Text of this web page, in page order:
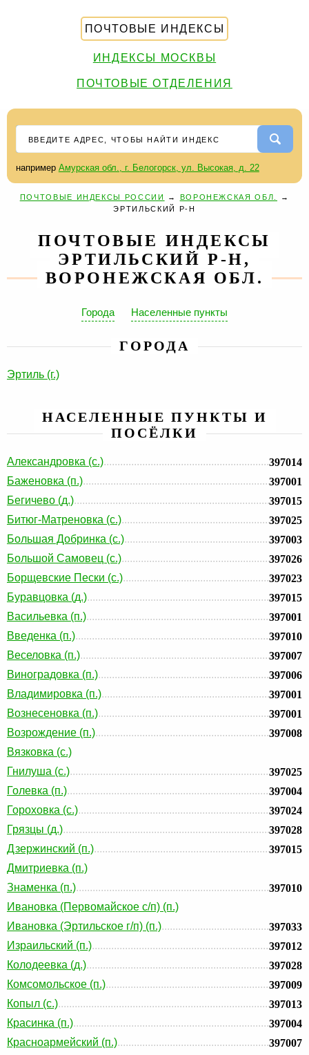
ПОЧТОВЫЕ ИНДЕКСЫ
ИНДЕКСЫ МОСКВЫ
ПОЧТОВЫЕ ОТДЕЛЕНИЯ
например Амурская обл., г. Белогорск, ул. Высокая, д. 22
ПОЧТОВЫЕ ИНДЕКСЫ РОССИИ → ВОРОНЕЖСКАЯ ОБЛ.
→
ЭРТИЛЬСКИЙ Р-Н
ПОЧТОВЫЕ ИНДЕКСЫ
ЭРТИЛЬСКИЙ Р-Н,
ВОРОНЕЖСКАЯ ОБЛ.
Города Населенные пункты
ГОРОДА
Эртиль (г.)
НАСЕЛЕННЫЕ ПУНКТЫ И
ПОСЁЛКИ
Александровка (с.)
397014
Баженовка (п.)
397001
Бегичево (д.)
397015
Битюг-Матреновка (с.)
397025
Большая Добринка (с.)
397003
Большой Самовец (с.)
397026
Борщевские Пески (с.)
397023
Буравцовка (д.)
397015
Васильевка (п.)
397001
Введенка (п.)
397010
Веселовка (п.)
397007
Виноградовка (п.)
397006
Владимировка (п.)
397001
Вознесеновка (п.)
397001
Возрождение (п.)
397008
Вязковка (с.)
Гнилуша (с.)
397025
Голевка (п.)
397004
Гороховка (с.)
397024
Грязцы (д.)
397028
Дзержинский (п.)
397015
Дмитриевка (п.)
Знаменка (п.)
397010
Ивановка (Первомайское с/п) (п.)
Ивановка (Эртильское г/п) (п.)
397033
Израильский (п.)
397012
Колодеевка (д.)
397028
Комсомольское (п.)
397009
Копыл (с.)
397013
Красинка (п.)
397004
Красноармейский (п.)
397007